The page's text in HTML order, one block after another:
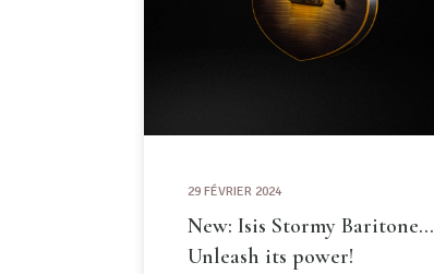
29 FÉVRIER 2024
New: Isis Stormy Baritone…
Unleash its power!